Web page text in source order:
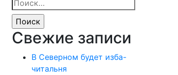
Свежие записи
В Северном будет изба-
читальня